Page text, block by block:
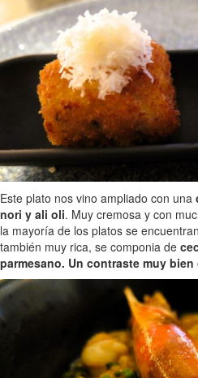
Este plato nos vino ampliado con una
nori y ali oli. Muy cremosa y con
la mayoría de los platos se
también muy rica, se componia de
parmesano. Un contraste muy